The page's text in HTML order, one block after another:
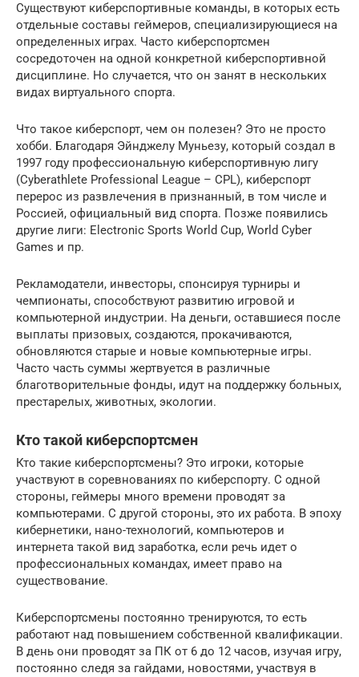
Существуют киберспортивные команды, в которых есть
отдельные составы геймеров, специализирующиеся на
определенных играх. Часто киберспортсмен
сосредоточен на одной конкретной киберспортивной
дисциплине. Но случается, что он занят в нескольких
видах виртуального спорта.
Что такое киберспорт, чем он полезен? Это не просто
хобби. Благодаря Эйнджелу Муньезу, который создал в
1997 году профессиональную киберспортивную лигу
(Cyberathlete Professional League – CPL), киберспорт
перерос из развлечения в признанный, в том числе и
Россией, официальный вид спорта. Позже появились
другие лиги: Electronic Sports World Cup, World Cyber
Games и пр.
Рекламодатели, инвесторы, спонсируя турниры и
чемпионаты, способствуют развитию игровой и
компьютерной индустрии. На деньги, оставшиеся после
выплаты призовых, создаются, прокачиваются,
обновляются старые и новые компьютерные игры.
Часто часть суммы жертвуется в различные
благотворительные фонды, идут на поддержку больных,
престарелых, животных, экологии.
Кто такой киберспортсмен
Кто такие киберспортсмены? Это игроки, которые
участвуют в соревнованиях по киберспорту. С одной
стороны, геймеры много времени проводят за
компьютерами. С другой стороны, это их работа. В эпоху
кибернетики, нано-технологий, компьютеров и
интернета такой вид заработка, если речь идет о
профессиональных командах, имеет право на
существование.
Киберспортсмены постоянно тренируются, то есть
работают над повышением собственной квалификации.
В день они проводят за ПК от 6 до 12 часов, изучая игру,
постоянно следя за гайдами, новостями, участвуя в